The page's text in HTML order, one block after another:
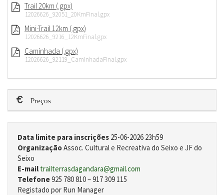
Trail 20km (.gpx)
12026626_92051_20KmFinal.gpx
Mini-Trail 12km (.gpx)
12026626_9216_12KmFinal.gpx
Caminhada (.gpx)
12026626_92119_CaminhadaFinal.gpx
Preços
Data limite para inscrições 25-06-2026 23h59
OrganizaçãoAssoc. Cultural e Recreativa do Seixo e JF do
Seixo
E-mail trailterrasdagandara@gmail.com
Telefone925 780 810 – 917 309 115
Registado por Run Manager